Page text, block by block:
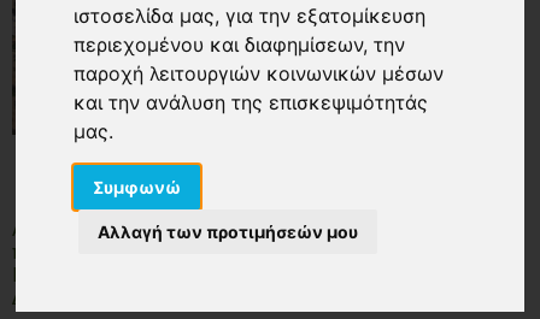
ιστοσελίδα μας, για την εξατομίκευση
περιεχομένου και διαφημίσεων, την
παροχή λειτουργιών κοινωνικών μέσων
και την ανάλυση της επισκεψιμότητάς
μας.
Συμφωνώ
Αλλαγή των προτιμήσεών μου
ΤΕΤ, 06/07/2023 - 14:41
Αναρτήθηκαν σήμερα, Τετάρτη 7 Ιουνίου 2023
προσωρινά μητρώα δικαιούχων και αποκλειομένων σε
ΔΥΠΑ (πρώην ΟΑΕΔ). Πατήστε